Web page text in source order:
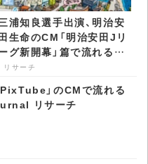
浦知良選手出演、明治安
生命のCM「明治安田Jリ
グ新開幕」篇で流れる曲
は？ - CDJournal リサー
リサーチ
」のCMで流れる
リサーチ